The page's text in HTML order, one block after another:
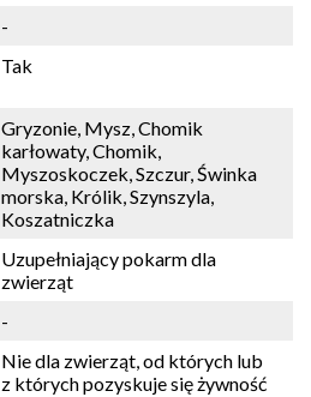
-
Tak
Gryzonie, Mysz, Chomik
karłowaty, Chomik,
Myszoskoczek, Szczur, Świnka
morska, Królik, Szynszyla,
Koszatniczka
Uzupełniający pokarm dla
zwierząt
-
Nie dla zwierząt, od których lub
z których pozyskuje się żywność